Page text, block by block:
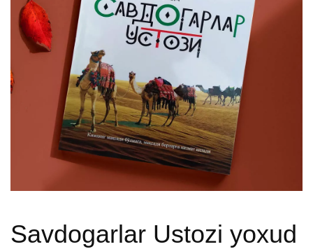
Savdogarlar Ustozi yoxud